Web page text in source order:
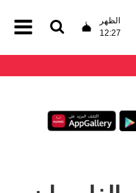
الظهر
12:27